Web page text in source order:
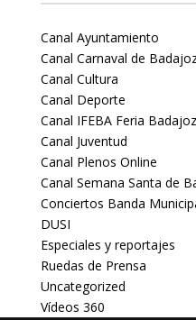
Canal Ayuntamiento
Canal Carnaval de
Canal Cultura
Canal Deporte
Canal IFEBA Feria Badajoz
Canal Juventud
Canal Plenos Online
Canal Semana Santa de
Conciertos Banda
DUSI
Especiales y reportajes
Ruedas de Prensa
Uncategorized
Vídeos 360